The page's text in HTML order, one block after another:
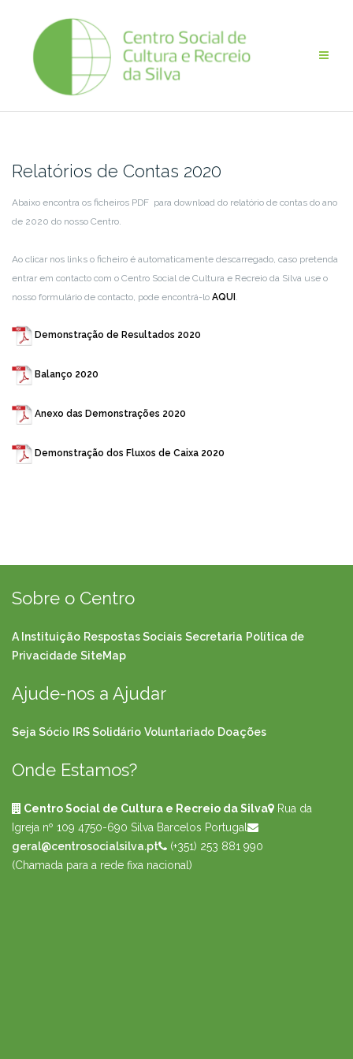
content
Relatórios de Contas 2020
Abaixo encontra os ficheiros PDF para download do relatório de contas do ano
de 2020 do nosso Centro.
Ao clicar nos links o ficheiro é automaticamente descarregado, caso pretenda
entrar em contacto com o Centro Social de Cultura e Recreio da Silva use o
nosso formulário de contacto, pode encontrá-lo AQUI
Demonstração de Resultados 2020
Balanço 2020
Anexo das Demonstrações 2020
Demonstração dos Fluxos de Caixa 2020
Sobre o Centro
A Instituição Respostas Sociais Secretaria Política de
Privacidade SiteMap
Ajude-nos a Ajudar
Seja Sócio IRS Solidário Voluntariado Doações
Onde Estamos?
Centro Social de Cultura e Recreio da Silva
Rua da
Igreja nº 109 4750-690 Silva Barcelos Portugal
geral@centrosocialsilva.pt
(+351) 253 881 990
(Chamada para a rede fixa nacional)